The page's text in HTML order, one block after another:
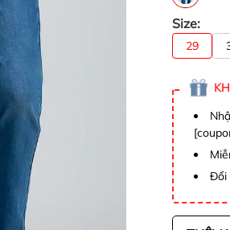
Size:
29
Đổi